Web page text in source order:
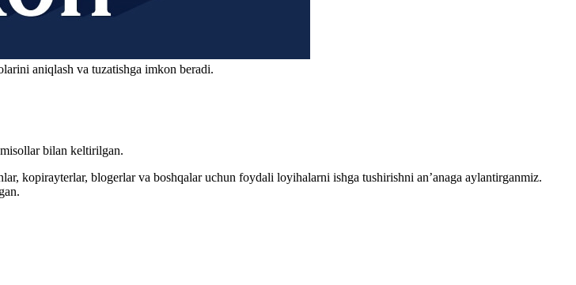
aniqlash va tuzatishga imkon beradi.
bilan keltirilgan.
kopirayterlar, blogerlar va boshqalar uchun foydali loyihalarni ishga tushirishni an’anaga aylantirganmiz.